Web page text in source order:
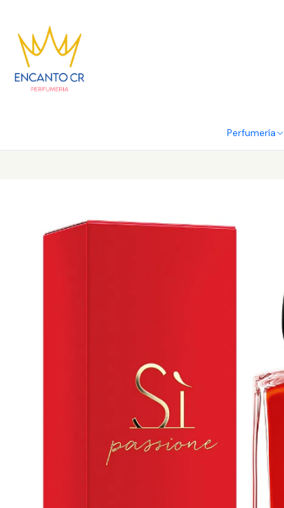
Perfumería